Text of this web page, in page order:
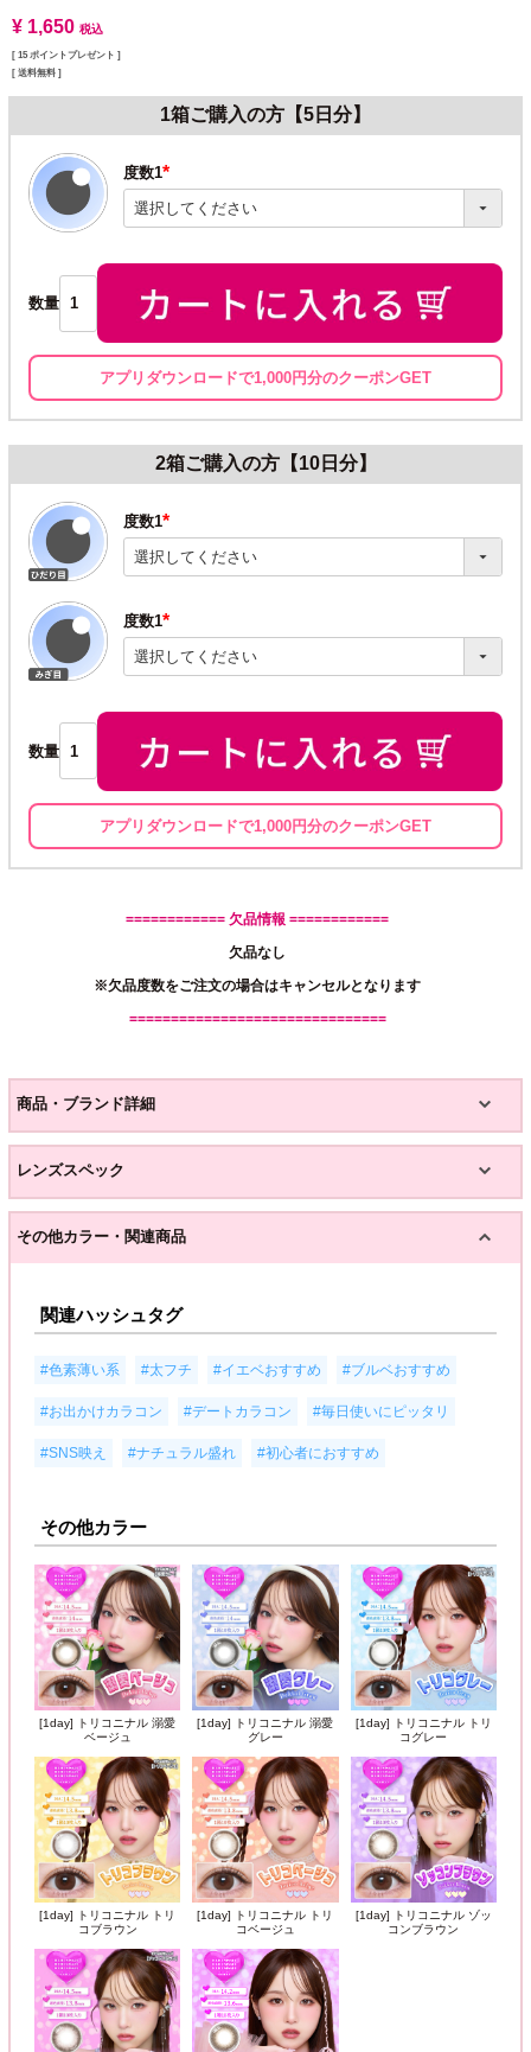
¥ 1,650 税込
[ 15 ポイントプレゼント ]
送料無料
1箱ご購入の方【5日分】
度数1
(必
須)
数量
アプリダウンロードで1,000円分のクーポンGET
2箱ご購入の方【10日分】
度数1
(必
須)
度数1
(必
須)
数量
アプリダウンロードで1,000円分のクーポンGET
============ 欠品情報 ============
欠品なし
※欠品度数をご注文の場合はキャンセルとなります
===============================
商品・ブランド詳細
レンズスペック
その他カラー・関連商品
関連ハッシュタグ
#色素薄い系 #太フチ #イエベおすすめ #ブルベおすすめ
#お出かけカラコン #デートカラコン #毎日使いにピッタリ
#SNS映え #ナチュラル盛れ #初心者におすすめ
その他カラー
[1day] トリコニナル 溺愛
ベージュ
[1day] トリコニナル 溺愛
グレー
[1day] トリコニナル トリ
コグレー
[1day] トリコニナル トリ
コブラウン
[1day] トリコニナル トリ
コベージュ
[1day] トリコニナル ゾッ
コンブラウン